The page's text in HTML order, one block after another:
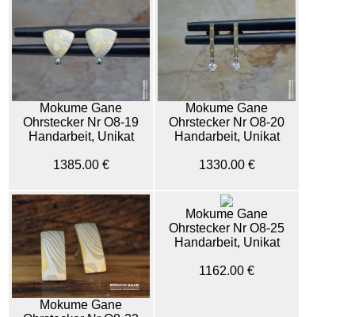
Mokume Gane
Ohrstecker Nr O8-19
Handarbeit, Unikat
1385.00 €
Mokume Gane
Ohrstecker Nr O8-20
Handarbeit, Unikat
1330.00 €
Mokume Gane
Mokume Gane
Ohrstecker Nr O8-25
Handarbeit, Unikat
1162.00 €